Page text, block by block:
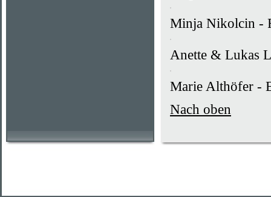
Minja Nikolcin -
Anette & Lukas
Marie Althöfer -
Nach oben